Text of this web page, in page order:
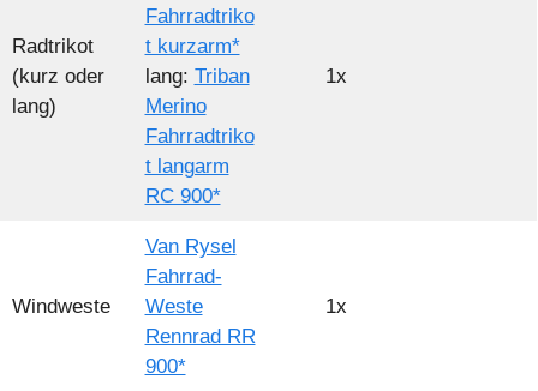
Radtrikot
(kurz oder
lang)
Fahrradtriko
t kurzarm*
lang: Triban
Merino
Fahrradtriko
t langarm
RC 900*
1x
Windweste
Van Rysel
Fahrrad-
Weste
Rennrad RR
900*
1x